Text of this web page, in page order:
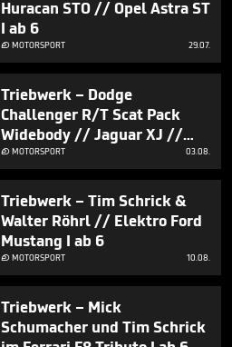
Huracan STO // Opel Astra ST
I ab 6
MOTORSPORT 29.07.
Triebwerk – Dodge
Challenger R/T Scat Pack
Widebody // Jaguar XJ //
Land Rover Defender I ab 6
MOTORSPORT 03.08.
Triebwerk – Tim Schrick &
Walter Röhrl // Elektro Ford
Mustang I ab 6
MOTORSPORT 10.08.
Triebwerk – Mick
Schumacher und Tim Schrick